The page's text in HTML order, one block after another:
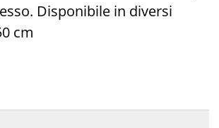
Disponibile in diversi
cm